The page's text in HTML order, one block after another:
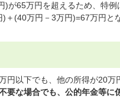
が65万円を超えるため、特例
(40万円－3万円)=67万円と
円以下でも、他の所得が20万
要な場合でも、公的年金等に